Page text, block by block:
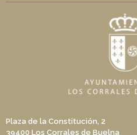
Plaza de la Constitución, 2
39400 Los Corrales de Buelna